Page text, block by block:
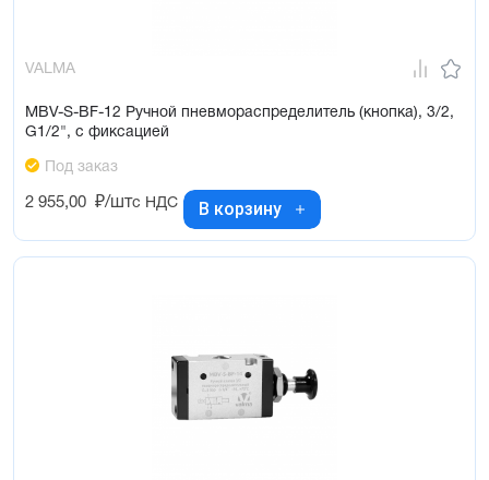
VALMA
MBV-S-BF-12 Ручной пневмораспределитель (кнопка), 3/2,
G1/2", с фиксацией
Под заказ
2 955,00 ₽/штс НДС В корзину